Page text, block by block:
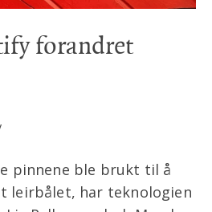
forandret
pinnene ble brukt til å
leirbålet, har teknologien